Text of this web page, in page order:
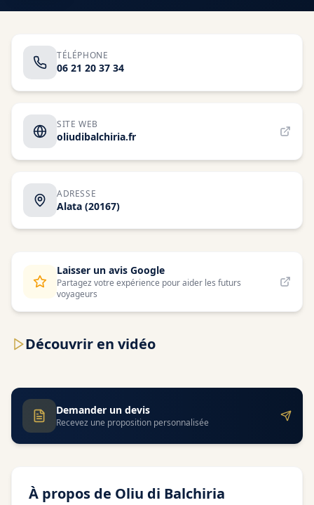
TÉLÉPHONE
06 21 20 37 34
SITE WEB
oliudibalchiria.fr
ADRESSE
Alata (20167)
Laisser un avis Google
Partagez votre expérience pour aider les futurs
voyageurs
Découvrir en vidéo
Demander un devis
Recevez une proposition personnalisée
À propos de Oliu di Balchiria